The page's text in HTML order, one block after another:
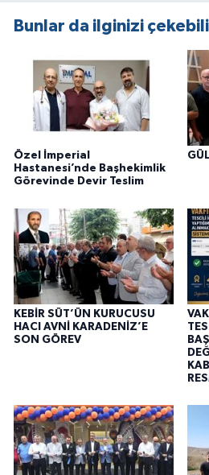
Bunlar da ilginizi
Özel İmperial
Hastanesi’nde Başhekimlik
Görevinde Devir Teslim
KEBİR SÜT’ÜN KURUCUSU
HACI AVNİ KARADENİZ’E
SON GÖREV